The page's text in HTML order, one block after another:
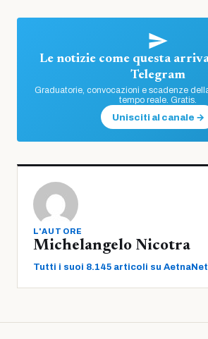
Le notizie come questa
Telegram
Graduatorie, convocazioni e scadenze
tempo reale. Gratis.
Unisciti al canale →
L'AUTORE
Michelangelo Nicotra
Tutti i suoi 8.145 articoli su